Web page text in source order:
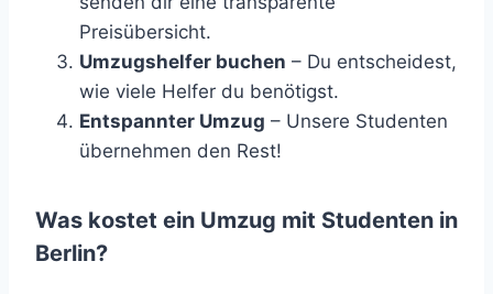
Preisübersicht.
Umzugshelfer buchen – Du entscheidest,
wie viele Helfer du benötigst.
Entspannter Umzug – Unsere Studenten
übernehmen den Rest!
Was kostet ein Umzug mit Studenten in
Berlin?